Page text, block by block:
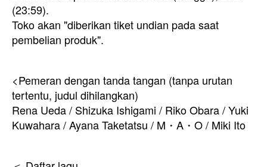
(23:59).
Toko akan "diberikan tiket undian pada saat
pembelian produk".
<Pemeran dengan tanda tangan (tanpa urutan
tertentu, judul dihilangkan)
Rena Ueda / Shizuka Ishigami / Riko Obara / Yuki
Kuwahara / Ayana Taketatsu / M・A・O / Miki Ito